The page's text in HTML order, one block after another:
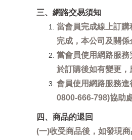
三、網路交易須知
當會員完成線上訂
完成，本公司及關
當會員使用網路服
於訂購後如有變更，
會員使用網路服務
0800-666-798)協助
四、商品的退回
(一)收受商品後，如發現商